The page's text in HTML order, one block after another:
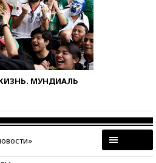
МУНДИАЛЬ